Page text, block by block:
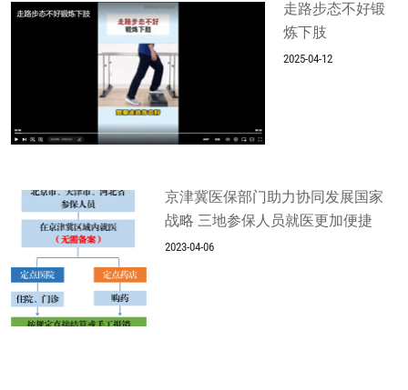
走路步态不好锻
炼下肢
2025-04-12
京津冀医保部门助力协同发展国家
战略 三地参保人员就医更加便捷
2023-04-06